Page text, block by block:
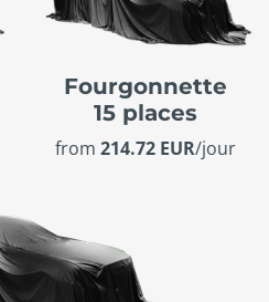
Fourgonnette
15 places
from 214.72 EUR/jour